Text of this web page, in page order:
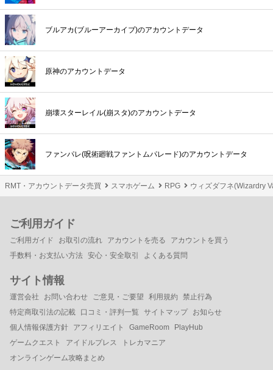
ブルアカ(ブルーアーカイブ)のアカウントデータ
原神のアカウントデータ
崩壊スターレイル(崩スタ)のアカウントデータ
ファンパレ(呪術廻戦ファントムパレード)のアカウントデータ
RMT・アカウントデータ売買 スマホゲーム RPG ウィズダフネ(Wizardry
ご利用ガイド
ご利用ガイド お取引の流れ アカウントを売る
アカウントを買う
手数料・お支払い方法 安心・安全取引 よくある質問
サイト情報
運営会社 お問い合わせ ご意見・ご要望 利用規約
禁止行為
特定商取引法の記載
口コミ・評判一覧 サイトマップ
お知らせ
個人情報保護方針
アフィリエイト GameRoom
PlayHub
ゲームクエスト
アイドルプレス
トレカマニア
オンラインゲーム攻略まとめ